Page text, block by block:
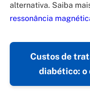
alternativa. Saiba
ressonância
Custos de
diabético: o